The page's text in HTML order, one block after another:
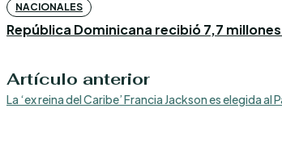
NACIONALES
República Dominicana recibió 7,7
Artículo anterior
La ‘ex reina del Caribe’ Francia Jackson es elegida